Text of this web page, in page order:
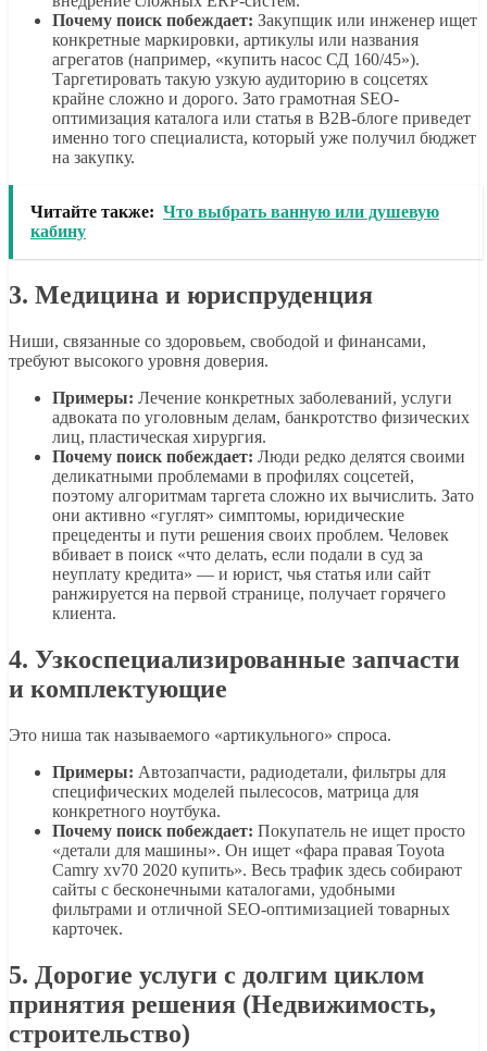
Почему поиск побеждает: Закупщик или инженер ищет
конкретные маркировки, артикулы или названия
агрегатов (например, «купить насос СД 160/45»).
Таргетировать такую узкую аудиторию в соцсетях
крайне сложно и дорого. Зато грамотная SEO-
оптимизация каталога или статья в B2B-блоге приведет
именно того специалиста, который уже получил бюджет
на закупку.
Читайте также: Что выбрать ванную или душевую
кабину
3. Медицина и юриспруденция
Ниши, связанные со здоровьем, свободой и финансами,
требуют высокого уровня доверия.
Примеры: Лечение конкретных заболеваний, услуги
адвоката по уголовным делам, банкротство физических
лиц, пластическая хирургия.
Почему поиск побеждает: Люди редко делятся своими
деликатными проблемами в профилях соцсетей,
поэтому алгоритмам таргета сложно их вычислить. Зато
они активно «гуглят» симптомы, юридические
прецеденты и пути решения своих проблем. Человек
вбивает в поиск «что делать, если подали в суд за
неуплату кредита» — и юрист, чья статья или сайт
ранжируется на первой странице, получает горячего
клиента.
4. Узкоспециализированные запчасти
и комплектующие
Это ниша так называемого «артикульного» спроса.
Примеры: Автозапчасти, радиодетали, фильтры для
специфических моделей пылесосов, матрица для
конкретного ноутбука.
Почему поиск побеждает: Покупатель не ищет просто
«детали для машины». Он ищет «фара правая Toyota
Camry xv70 2020 купить». Весь трафик здесь собирают
сайты с бесконечными каталогами, удобными
фильтрами и отличной SEO-оптимизацией товарных
карточек.
5. Дорогие услуги с долгим циклом
принятия решения (Недвижимость,
строительство)